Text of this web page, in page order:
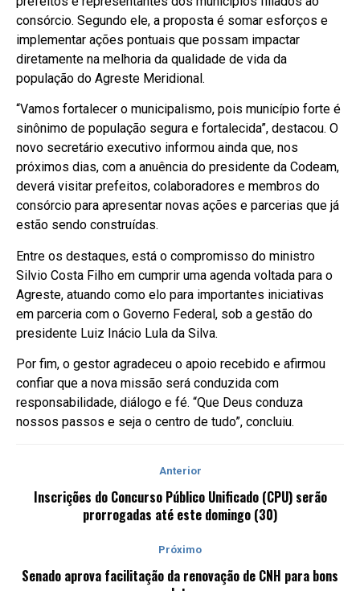
consórcio. Segundo ele, a proposta é somar esforços e
implementar ações pontuais que possam impactar
diretamente na melhoria da qualidade de vida da
população do Agreste Meridional.
“Vamos fortalecer o municipalismo, pois município forte é
sinônimo de população segura e fortalecida”, destacou. O
novo secretário executivo informou ainda que, nos
próximos dias, com a anuência do presidente da Codeam,
deverá visitar prefeitos, colaboradores e membros do
consórcio para apresentar novas ações e parcerias que já
estão sendo construídas.
Entre os destaques, está o compromisso do ministro
Silvio Costa Filho em cumprir uma agenda voltada para o
Agreste, atuando como elo para importantes iniciativas
em parceria com o Governo Federal, sob a gestão do
presidente Luiz Inácio Lula da Silva.
Por fim, o gestor agradeceu o apoio recebido e afirmou
confiar que a nova missão será conduzida com
responsabilidade, diálogo e fé. “Que Deus conduza
nossos passos e seja o centro de tudo”, concluiu.
Anterior
Inscrições do Concurso Público Unificado (CPU) serão
prorrogadas até este domingo (30)
Próximo
Senado aprova facilitação da renovação de CNH para bons